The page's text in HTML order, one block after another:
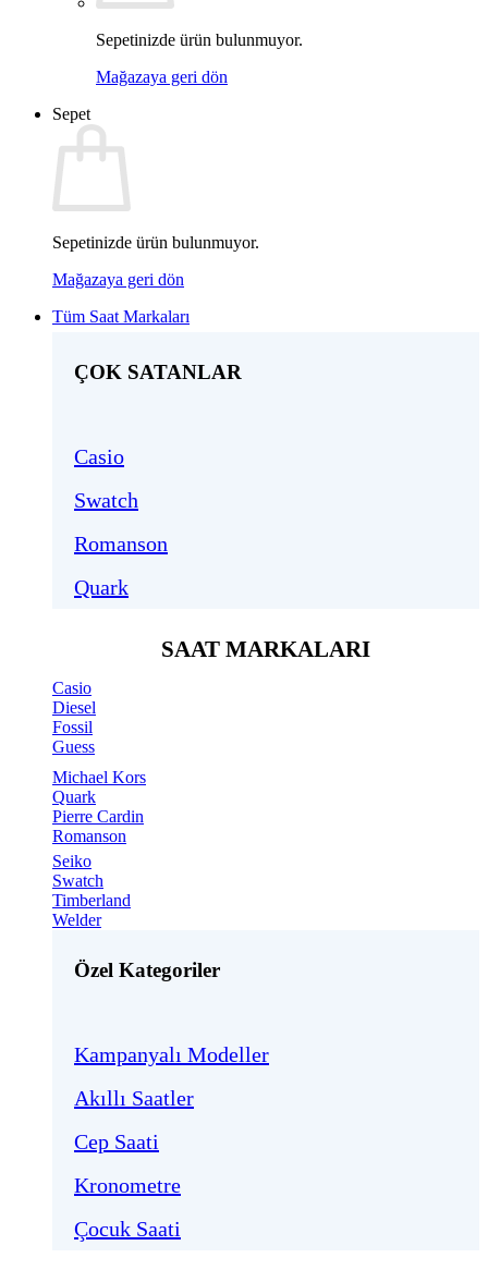
Sepetinizde ürün bulunmuyor.
Mağazaya geri dön
Sepet
Sepetinizde ürün bulunmuyor.
Mağazaya geri dön
Tüm Saat Markaları
ÇOK SATANLAR
Casio
Swatch
Romanson
Quark
SAAT MARKALARI
Casio
Diesel
Fossil
Guess
Michael Kors
Quark
Pierre Cardin
Romanson
Seiko
Swatch
Timberland
Welder
Özel Kategoriler
Kampanyalı Modeller
Akıllı Saatler
Cep Saati
Kronometre
Çocuk Saati